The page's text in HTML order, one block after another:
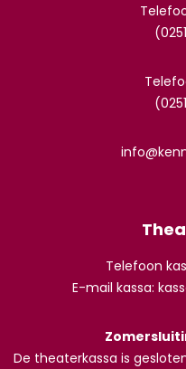
Telefoon
E-mail kassa:
De theaterkassa is